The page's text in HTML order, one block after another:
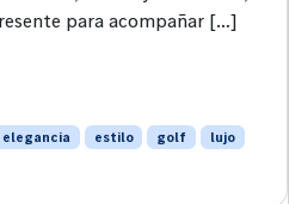
para acompañar […]
elegancia estilo golf
lujo